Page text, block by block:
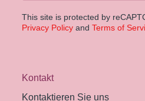
This site is protected by
Privacy Policyand Terms of
Kontakt
Kontaktieren Sie uns